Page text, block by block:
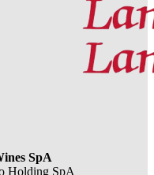
SpA
Holding SpA